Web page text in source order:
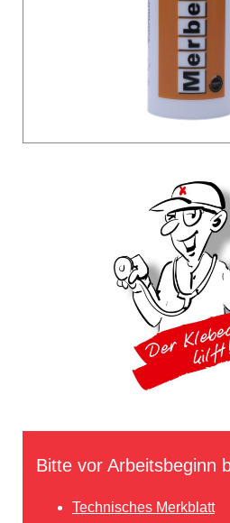
Bitte vor Arbeitsbeginn
Technisches Merkblatt